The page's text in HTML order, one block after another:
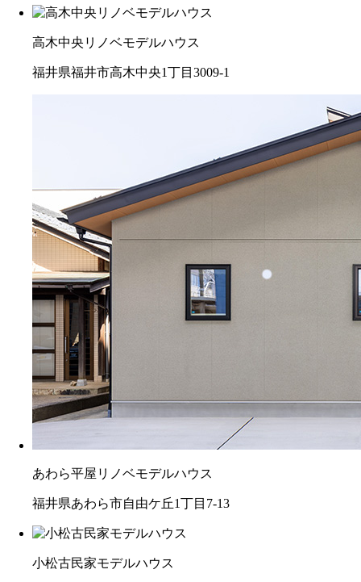
高木中央リノベモデルハウス
福井県福井市高木中央1丁目3009-1
あわら平屋リノベモデルハウス
福井県あわら市自由ケ丘1丁目7-13
小松古民家モデルハウス